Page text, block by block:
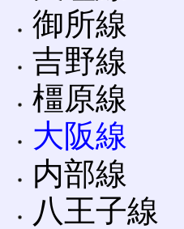
御所線
吉野線
橿原線
大阪線
内部線
八王子線